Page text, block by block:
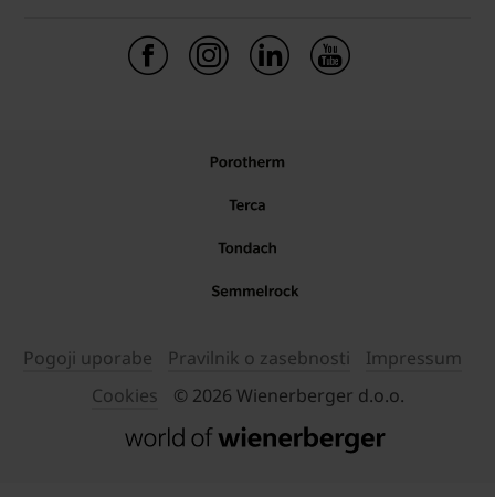
Pogoji uporabe Pravilnik o zasebnosti
Impressum
Cookies
© 2026 Wienerberger d.o.o.